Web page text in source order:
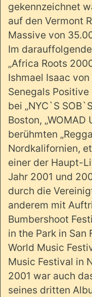
gekennzeichnet
auf den Vermont
Massive von
Im
„Africa Roots
Ishmael Isaac
Senegals
bei „NYC`S
Boston, „WOMAD
berühmten
Nordkalifornien,
einer der Haupt-
Jahr 2001 und
durch die
anderem mit
Bumbershoot
in the Park in San
World Music
Music Festival in
2001 war auch
seines dritten